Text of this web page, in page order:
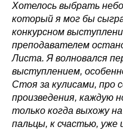
Хотелось выбрать
который я мог бы
конкурсном
преподавателем
Листа. Я волновался
выступлением,
Стоя за кулисами, про
произведения, каждую
только когда выхожу
пальцы, к счастью, уже